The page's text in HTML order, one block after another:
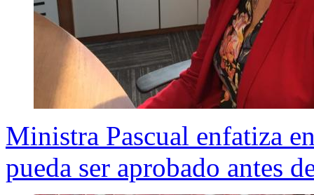
Ministra Pascual enfatiza
pueda ser aprobado antes